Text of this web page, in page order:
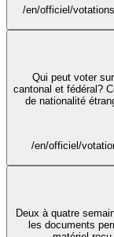
/en/officiel/
Qui peut voter
cantonal et fédéral?
de nationalité
/en/officiel/
Deux à quatre
les documents